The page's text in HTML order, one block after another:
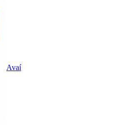
Avaí